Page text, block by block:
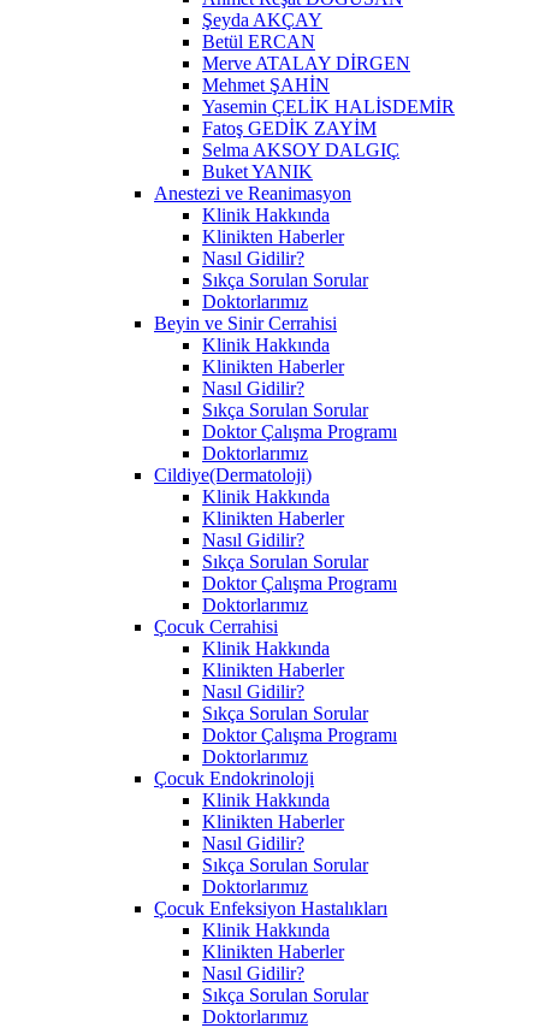
Şeyda AKÇAY
Betül ERCAN
Merve ATALAY DİRGEN
Mehmet ŞAHİN
Yasemin ÇELİK HALİSDEMİR
Fatoş GEDİK ZAYİM
Selma AKSOY DALGIÇ
Buket YANIK
Anestezi ve Reanimasyon
Klinik Hakkında
Klinikten Haberler
Nasıl Gidilir?
Sıkça Sorulan Sorular
Doktorlarımız
Beyin ve Sinir Cerrahisi
Klinik Hakkında
Klinikten Haberler
Nasıl Gidilir?
Sıkça Sorulan Sorular
Doktor Çalışma Programı
Doktorlarımız
Cildiye(Dermatoloji)
Klinik Hakkında
Klinikten Haberler
Nasıl Gidilir?
Sıkça Sorulan Sorular
Doktor Çalışma Programı
Doktorlarımız
Çocuk Cerrahisi
Klinik Hakkında
Klinikten Haberler
Nasıl Gidilir?
Sıkça Sorulan Sorular
Doktor Çalışma Programı
Doktorlarımız
Çocuk Endokrinoloji
Klinik Hakkında
Klinikten Haberler
Nasıl Gidilir?
Sıkça Sorulan Sorular
Doktorlarımız
Çocuk Enfeksiyon Hastalıkları
Klinik Hakkında
Klinikten Haberler
Nasıl Gidilir?
Sıkça Sorulan Sorular
Doktorlarımız